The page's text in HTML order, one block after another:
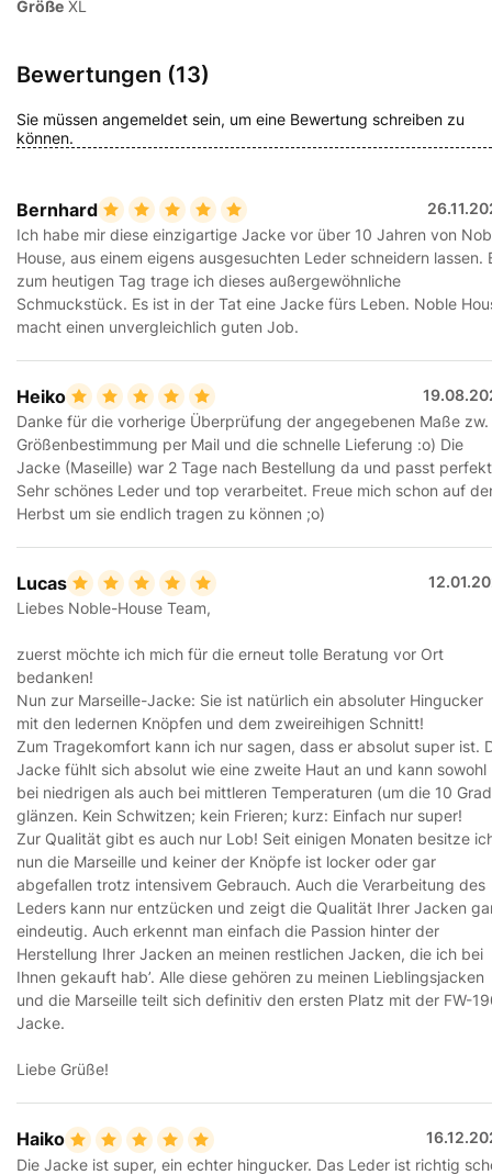
Größe XL
Bewertungen (13)
Sie müssen angemeldet sein, um eine Bewertung schreiben zu
können.
Bernhard
Ich habe mir diese einzigartige Jacke vor über 10 Jahren von
House, aus einem eigens ausgesuchten Leder schneidern lassen.
zum heutigen Tag trage ich dieses außergewöhnliche
Schmuckstück. Es ist in der Tat eine Jacke fürs Leben. Noble
macht einen unvergleichlich guten Job.
Heiko
Danke für die vorherige Überprüfung der angegebenen Maße zw.
Größenbestimmung per Mail und die schnelle Lieferung :o) Die
Jacke (Maseille) war 2 Tage nach Bestellung da und passt
Sehr schönes Leder und top verarbeitet. Freue mich schon auf
Herbst um sie endlich tragen zu können ;o)
Lucas
Liebes Noble-House Team,
zuerst möchte ich mich für die erneut tolle Beratung vor Ort
bedanken!
Nun zur Marseille-Jacke: Sie ist natürlich ein absoluter Hingucker
mit den ledernen Knöpfen und dem zweireihigen Schnitt!
Zum Tragekomfort kann ich nur sagen, dass er absolut super ist.
Jacke fühlt sich absolut wie eine zweite Haut an und kann sowohl
bei niedrigen als auch bei mittleren Temperaturen (um die 10
glänzen. Kein Schwitzen; kein Frieren; kurz: Einfach nur super!
Zur Qualität gibt es auch nur Lob! Seit einigen Monaten besitze
nun die Marseille und keiner der Knöpfe ist locker oder gar
abgefallen trotz intensivem Gebrauch. Auch die Verarbeitung des
Leders kann nur entzücken und zeigt die Qualität Ihrer Jacken
eindeutig. Auch erkennt man einfach die Passion hinter der
Herstellung Ihrer Jacken an meinen restlichen Jacken, die ich bei
Ihnen gekauft hab’. Alle diese gehören zu meinen Lieblingsjacken
und die Marseille teilt sich definitiv den ersten Platz mit der FW-
Jacke.
Liebe Grüße!
Haiko
Die Jacke ist super, ein echter hingucker. Das Leder ist richtig